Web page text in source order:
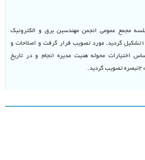
جلسه مجمع عمومی انجمن مهندسین برق و الکترونیک
که در اسفند ماه ۱۳۷۳تشکیل گردید. مورد تصویب قرار گرفت و اصلاحات و
اختیارات محوله هئیت مدیره انجام و در تاریخ